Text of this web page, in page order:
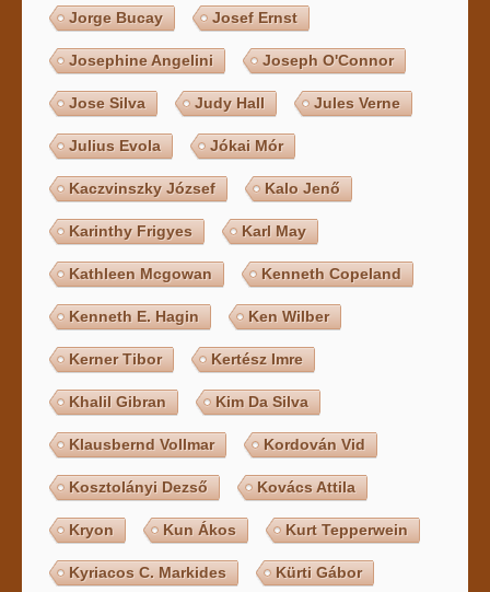
Jorge Bucay Josef Ernst
Josephine Angelini Joseph O'Connor
Jose Silva Judy Hall Jules Verne
Julius Evola Jókai Mór
Kaczvinszky József Kalo Jenő
Karinthy Frigyes Karl May
Kathleen Mcgowan Kenneth Copeland
Kenneth E. Hagin Ken Wilber
Kerner Tibor Kertész Imre
Khalil Gibran Kim Da Silva
Klausbernd Vollmar Kordován Vid
Kosztolányi Dezső Kovács Attila
Kryon Kun Ákos Kurt Tepperwein
Kyriacos C. Markides Kürti Gábor